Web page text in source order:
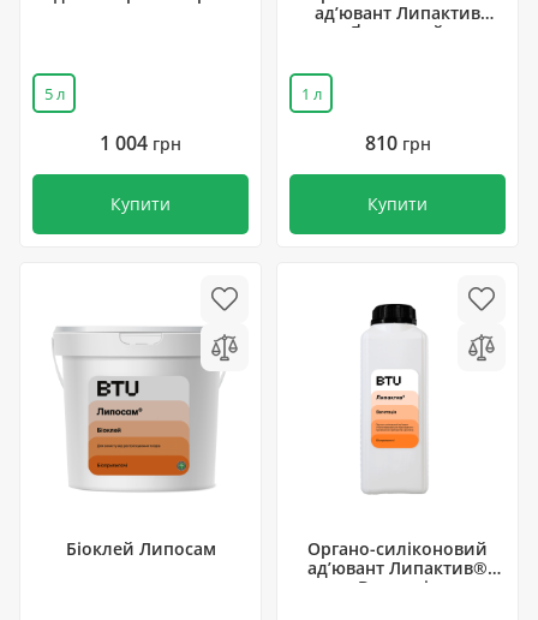
5 л
1 004 грн
Купити
ад’ювант Липактив
Ґрунтовий
1 л
810 грн
Купити
Біоклей Липосам
Органо-силіконовий
ад’ювант Липактив®
Вегетація